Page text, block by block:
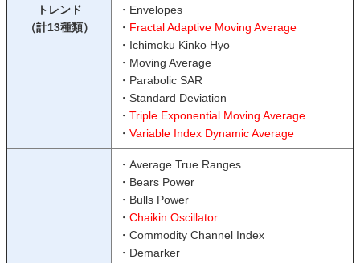
トレンド
（計13種類）
・Envelopes
・ Fractal Adaptive Moving Average
・Ichimoku Kinko Hyo
・Moving Average
・Parabolic SAR
・Standard Deviation
・ Triple Exponential Moving Average
・ Variable Index Dynamic Average
・Average True Ranges
・Bears Power
・Bulls Power
・ Chaikin Oscillator
・Commodity Channel Index
・Demarker